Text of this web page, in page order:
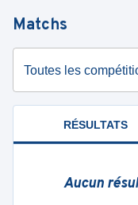
Matchs
Toutes les
RÉSULTATS
Aucun